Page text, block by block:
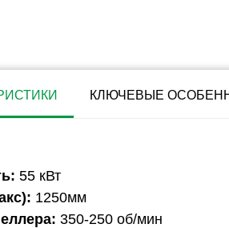
КЛЮЧЕВЫЕ
55 кВт
1250мм
350-250 об/мин